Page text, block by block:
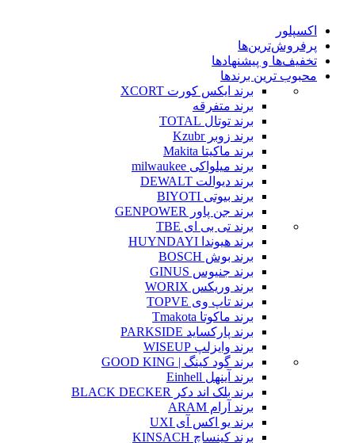
اکسپلور
پرفروش‌ترین‌ها
تخفیف‌ها و پیشنهادها
محبوب ترین برندها
برند ایکس کورت XCORT
برند متفرقه
برند توتال TOTAL
برند زوبر Kzubr
برند ماکیتا Makita
برند میلواکی milwaukee
برند دیوالت DEWALT
برند بیوتی BIYOTI
برند جن پاور GENPOWER
برند تی بی ای TBE
برند هیوندا HUYNDAYI
برند بوش BOSCH
برند جنیوس GINUS
برند وریکس WORIX
برند تاپ وی TOPVE
برند ماکوتا Tmakota
برند پارکساید PARKSIDE
برند وایزلپ WISEUP
برند گود کینگ | GOOD KING
برند آینهل Einhell
برند بلک اند دکر BLACK DECKER
برند آرام ARAM
برند یو اکس آی UXI
برند کینساچ KINSACH